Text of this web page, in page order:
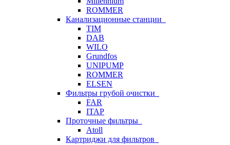
ROMMER
Канализационные станции
TIM
DAB
WILO
Grundfos
UNIPUMP
ROMMER
ELSEN
Фильтры грубой очистки
FAR
ITAP
Проточные фильтры
Atoll
Картриджи для фильтров